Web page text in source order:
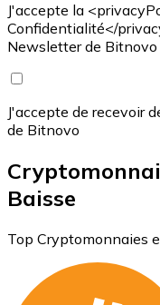
J'accepte la
Confidentialité</
Newsletter de Bitnovo
J'accepte de recevoir
de Bitnovo
Baisse
Top Cryptomonnaies